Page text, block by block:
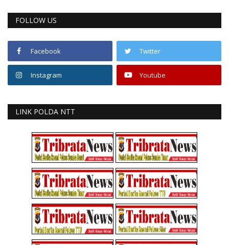
FOLLOW US
Facebook Twitter
Instagram Youtube
LINK POLDA NTT